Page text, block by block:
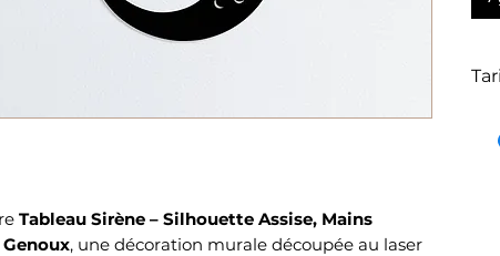
Tableau Sirène – Silhouette Assise, Mains
Genoux, une décoration murale découpée au laser